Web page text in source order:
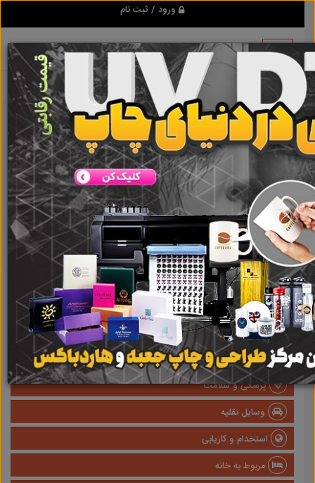
ورود / ثبت نام
نتیجه ای یافت نشد
گروه ها
املاک
صنعتی
پزشکی و سلامت
وسایل نقلیه
استخدام و کاریابی
مربوط به خانه